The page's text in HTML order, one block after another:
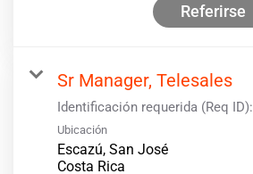
Referirse
Sr Manager, Telesales
Identificación requerida (Req ID):
Ubicación
Escazú, San José